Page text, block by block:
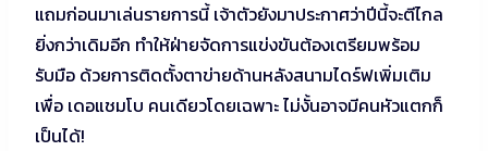
แถมก่อนมาเล่นรายการนี้ เจ้าตัวยังมาประกาศว่าปีนี้จะตีไกล
ยิ่งกว่าเดิมอีก ทำให้ฝ่ายจัดการแข่งขันต้องเตรียมพร้อม
รับมือ ด้วยการติดตั้งตาข่ายด้านหลังสนามไดร์ฟเพิ่มเติม
เพื่อ เดอแชมโบ คนเดียวโดยเฉพาะ ไม่งั้นอาจมีคนหัวแตกก็
เป็นได้!